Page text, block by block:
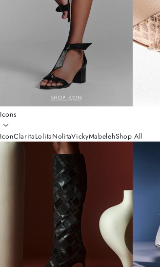
Icons
IconClaritaLolitaNolitaVickyMabelehShop All